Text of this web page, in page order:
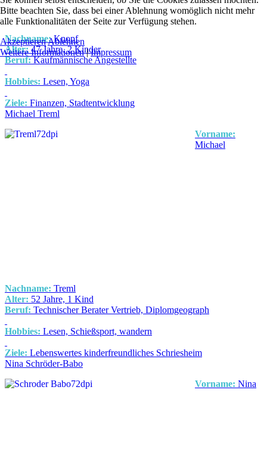
Nachname: Knopf
Alter: 47 Jahre, 2 Kinder
Beruf:Kaufmännische Angestellte
Hobbies: Lesen, Yoga
Ziele: Finanzen, Stadtentwicklung
Michael Treml
Vorname:
Michael
Nachname: Treml
Alter: 52 Jahre, 1 Kind
Beruf: Technischer Berater Vertrieb, Diplomgeograph
Hobbies: Lesen, Schießsport, wandern
Ziele: Lebenswertes kinderfreundliches Schriesheim
Nina Schröder-Babo
Vorname: Nina
Bitte beachten Sie, dass bei einer Ablehnung womöglich nicht mehr
alle Funktionalitäten der Seite zur Verfügung stehen.
AkzeptierenAblehnen
Weitere Informationen|Impressum